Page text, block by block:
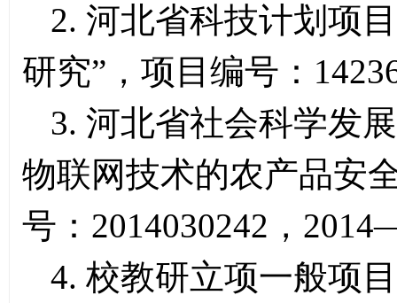
2. 河北省科技计划项
研究”，项目编号：
3. 河北省社会科学发
物联网技术的农产品安
号：2014030242，
4. 校教研立项一般项